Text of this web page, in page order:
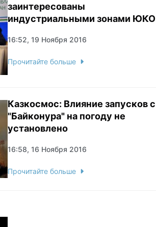
заинтересованы
индустриальными зонами ЮКО
16:52, 19 Ноября 2016
Прочитайте больше
Казкосмос: Влияние запусков с
"Байконура" на погоду не
установлено
16:58, 16 Ноября 2016
Прочитайте больше